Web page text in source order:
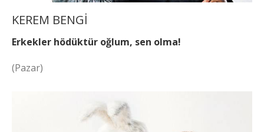
KEREM BENGİ
Erkekler hödüktür oğlum, sen olma!
(Pazar)